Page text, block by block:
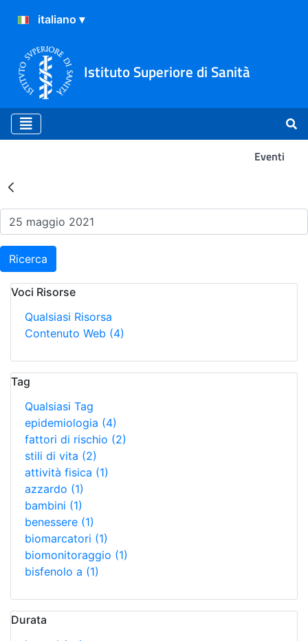
Istituto Superiore di Sanità
Eventi
Risultati della Ricerca -
Ricerca
Voci Risorse
Qualsiasi Risorsa
Contenuto Web (4)
Tag
Qualsiasi Tag
epidemiologia (4)
fattori di rischio (2)
stili di vita (2)
attività fisica (1)
azzardo (1)
bambini (1)
benessere (1)
biomarcatori (1)
biomonitoraggio (1)
bisfenolo a (1)
Durata